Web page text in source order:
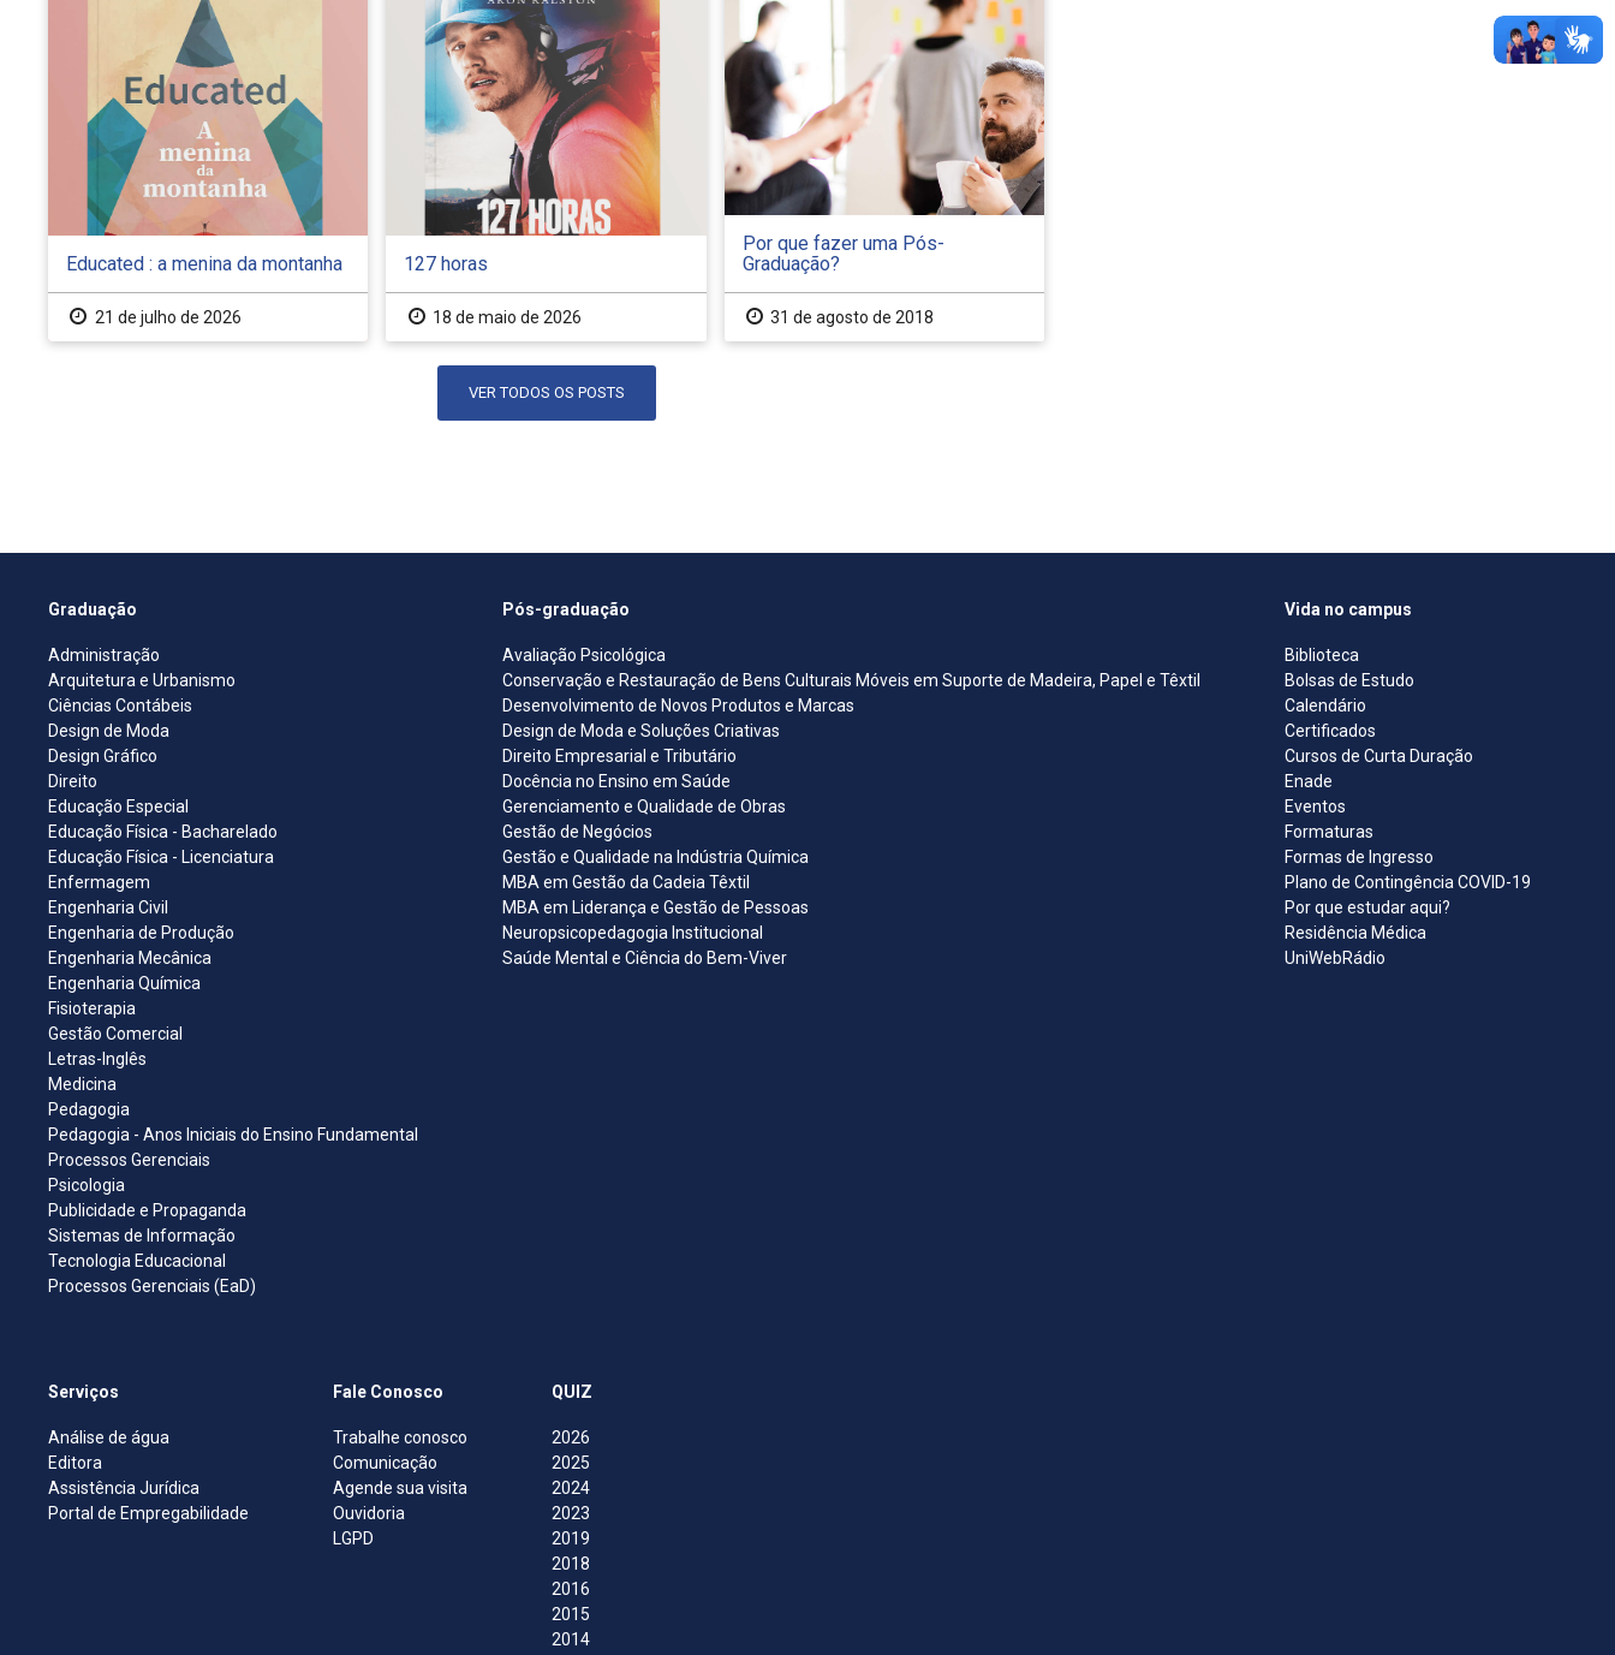
Educated : a menina da montanha
21 de julho de 2026
127 horas
18 de maio de 2026
Por que fazer uma Pós-
Graduação?
31 de agosto de 2018
VER TODOS OS POSTS
Graduação
Administração
Arquitetura e Urbanismo
Ciências Contábeis
Design de Moda
Design Gráfico
Direito
Educação Especial
Educação Física - Bacharelado
Educação Física - Licenciatura
Enfermagem
Engenharia Civil
Engenharia de Produção
Engenharia Mecânica
Engenharia Química
Fisioterapia
Gestão Comercial
Letras-Inglês
Medicina
Pedagogia
Pedagogia - Anos Iniciais do Ensino Fundamental
Processos Gerenciais
Psicologia
Publicidade e Propaganda
Sistemas de Informação
Tecnologia Educacional
Processos Gerenciais (EaD)
Pós-graduação
Avaliação Psicológica
Conservação e Restauração de Bens Culturais Móveis em Suporte de Madeira, Papel e Têxtil
Desenvolvimento de Novos Produtos e Marcas
Design de Moda e Soluções Criativas
Direito Empresarial e Tributário
Docência no Ensino em Saúde
Gerenciamento e Qualidade de Obras
Gestão de Negócios
Gestão e Qualidade na Indústria Química
MBA em Gestão da Cadeia Têxtil
MBA em Liderança e Gestão de Pessoas
Neuropsicopedagogia Institucional
Saúde Mental e Ciência do Bem-Viver
Vida no campus
Biblioteca
Bolsas de Estudo
Calendário
Certificados
Cursos de Curta Duração
Enade
Eventos
Formaturas
Formas de Ingresso
Plano de Contingência COVID-19
Por que estudar aqui?
Residência Médica
UniWebRádio
Serviços
Análise de água
Editora
Assistência Jurídica
Portal de Empregabilidade
Fale Conosco
Trabalhe conosco
Comunicação
Agende sua visita
Ouvidoria
LGPD
QUIZ
2026
2025
2024
2023
2019
2018
2016
2015
2014